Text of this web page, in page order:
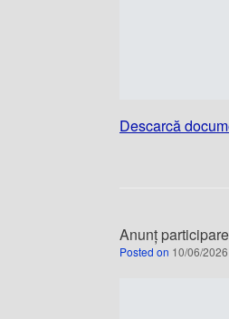
Descarcă
Anunț
Posted on 10/06/2026